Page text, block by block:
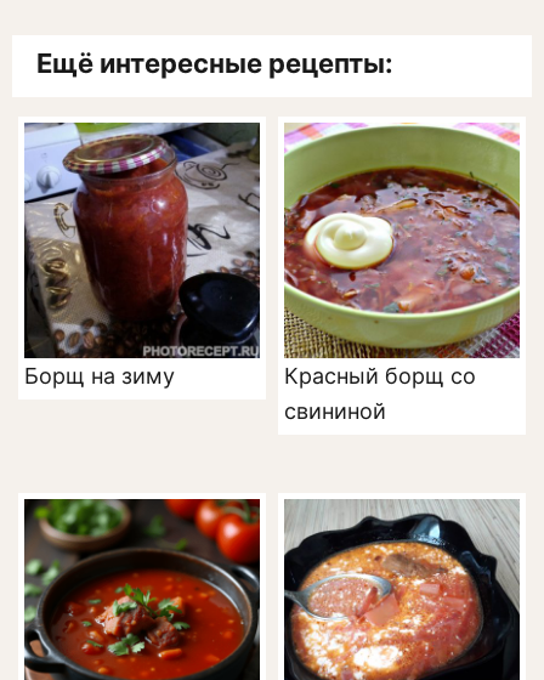
Ещё интересные рецепты:
Борщ на зиму
Красный борщ со
свининой